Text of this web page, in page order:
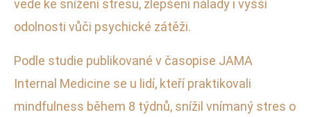
vede ke snížení stresu, zlepšení nálady i vyšší
odolnosti vůči psychické zátěži.
Podle studie publikované v časopise JAMA
Internal Medicine se u lidí, kteří praktikovali
mindfulness během 8 týdnů, snížil vnímaný stres o